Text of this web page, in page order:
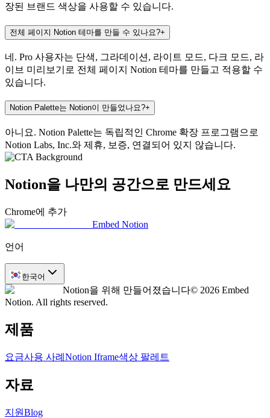
장된 브랜드 색상을 사용할 수 있습니다.
전체 페이지 Notion 테마를 만들 수 있나요?+
네. Pro 사용자는 단색, 그라데이션, 라이트 모드, 다크 모드, 라
이브 미리보기로 전체 페이지 Notion 테마를 만들고 적용할 수
있습니다.
Notion Palette는 Notion이 만들었나요?+
아니요. Notion Palette는 독립적인 Chrome 확장 프로그램으로
Notion Labs, Inc.와 제휴, 보증, 연결되어 있지 않습니다.
Notion을 나만의 공간으로 만드세요
Chrome에 추가
Embed Notion
언어
한국어
Notion을 위해 만들어졌습니다© 2026 Embed
Notion. All rights reserved.
제품
요금사용 사례 Notion Iframe색상 팔레트
자료
지원Blog